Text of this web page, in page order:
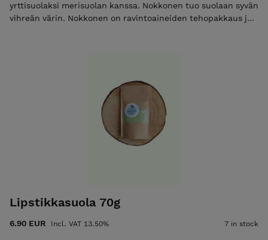
yrttisuolaksi merisuolan kanssa. Nokkonen tuo suolaan syvän
vihreän värin. Nokkonen on ravintoaineiden tehopakkaus ja
Lipstikkasuola 70g
6.90 EUR Incl. VAT 13.50% 7 in stock